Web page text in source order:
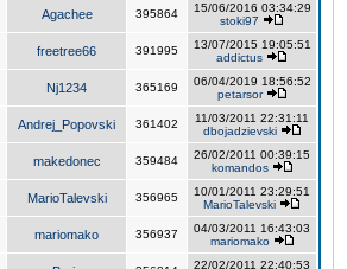
Agachee 395864
15/06/2016 03:34:29
stoki97
freetree66 391995
13/07/2015 19:05:51
addictus
Nj1234 365169
06/04/2019 18:56:52
petarsor
Andrej_Popovski 361402
11/03/2011 22:31:11
dbojadzievski
makedonec 359484
26/02/2011 00:39:15
komandos
MarioTalevski 356965
10/01/2011 23:29:51
MarioTalevski
mariomako 356937
04/03/2011 16:43:03
mariomako
22/02/2011 22:40:53